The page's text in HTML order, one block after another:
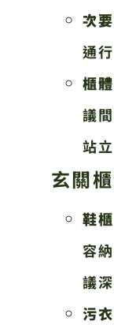
次
通行
櫃
議
站立
玄關
鞋櫃
容
議
污